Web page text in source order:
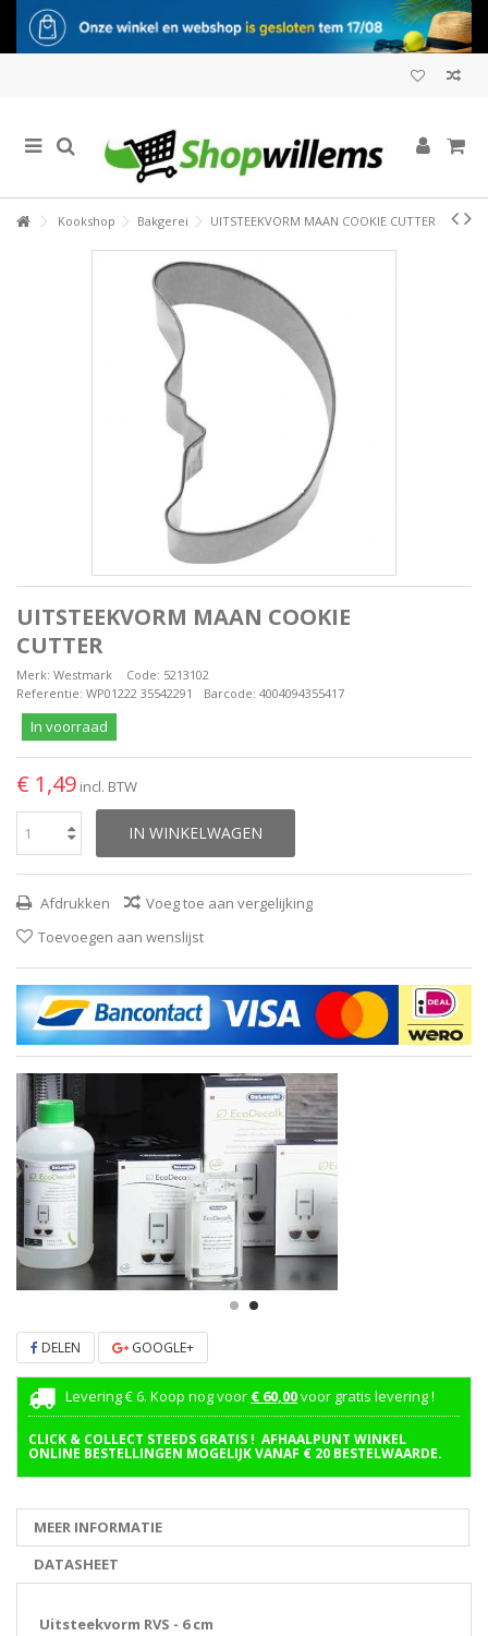
Kookshop Bakgerei UITSTEEKVORM MAAN COOKIE CUTTER
UITSTEEKVORM MAAN COOKIE
CUTTER
Merk: Westmark Code: 5213102
Referentie: WP01222 35542291 Barcode: 4004094355417
In voorraad
€ 1,49 incl. BTW
IN WINKELWAGEN
Afdrukken
Voeg toe aan vergelijking
Toevoegen aan wenslijst
DELEN GOOGLE+
Levering € 6. Koop nog voor € 60,00voor gratis levering !
CLICK & COLLECT STEEDS GRATIS ! AFHAALPUNT WINKEL
ONLINE BESTELLINGEN MOGELIJK VANAF € 20 BESTELWAARDE.
MEER INFORMATIE
DATASHEET
Uitsteekvorm RVS - 6 cm